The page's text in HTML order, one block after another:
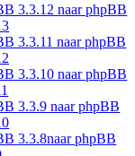
3.3.12 naar phpBB
3.3.11 naar phpBB
3.3.10 naar phpBB
3.3.9 naar phpBB
3.3.8naar phpBB